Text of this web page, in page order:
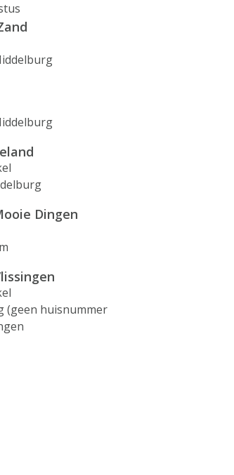
Dingen
(geen huisnummer